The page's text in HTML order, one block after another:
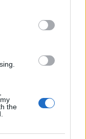
the
al ginocchio
indisponibili
e Avelar.
e Benassi, in
Lopez per
favorito.